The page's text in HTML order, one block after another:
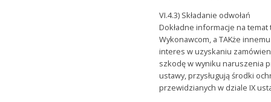
VI.4.3) Składanie odwołań
Dokładne informacje na
Wykonawcom, a TAKże
interes w uzyskaniu
szkodę w wyniku naruszenia
ustawy, przysługują środki
przewidzianych w dziale IX